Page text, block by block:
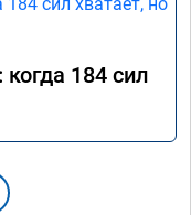
184 сил